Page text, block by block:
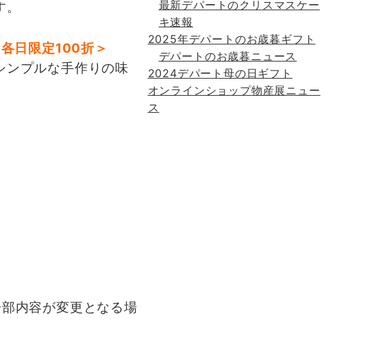
日限定100折＞
ンプルな手作りの味
内容が変更となる場
最新デパートのクリスマスケー
キ速報
2025年デパートのお歳暮ギフト
デパートのお歳暮ニュース
2024デパート母の日ギフト
オンラインショップ物産展ニュー
ス